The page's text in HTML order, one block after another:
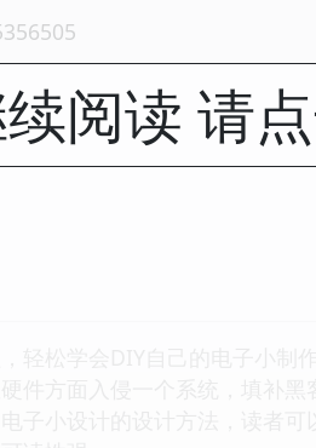
阅读 请